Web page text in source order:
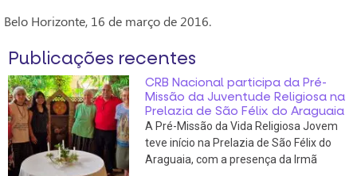
Belo Horizonte, 16 de março de 2016.
Publicações recentes
CRB Nacional participa da Pré-
Missão da Juventude Religiosa na
Prelazia de São Félix do Araguaia
A Pré-Missão da Vida Religiosa Jovem
teve início na Prelazia de São Félix do
Araguaia, com a presença da Irmã